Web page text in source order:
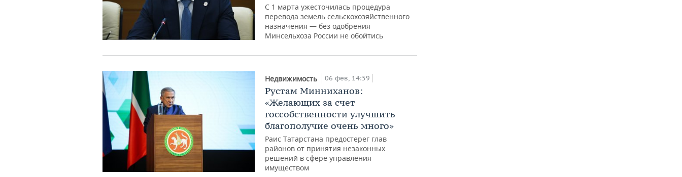
С 1 марта ужесточилась процедура
перевода земель сельскохозяйственного
назначения — без одобрения
Минсельхоза России не обойтись
Недвижимость 06 фев, 14:59
Рустам Минниханов:
«Желающих за счет
госсобственности улучшить
благополучие очень много»
Раис Татарстана предостерег глав
районов от принятия незаконных
решений в сфере управления
имуществом